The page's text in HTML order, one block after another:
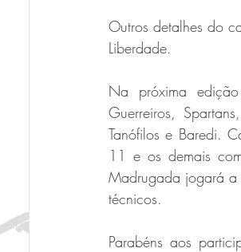
Outros detalhes do
Liberdade.
Na próxima
Guerreiros,
Tanófilos e Baredi.
11 e os demais
Madrugada jogará a
técnicos.
Parabéns aos